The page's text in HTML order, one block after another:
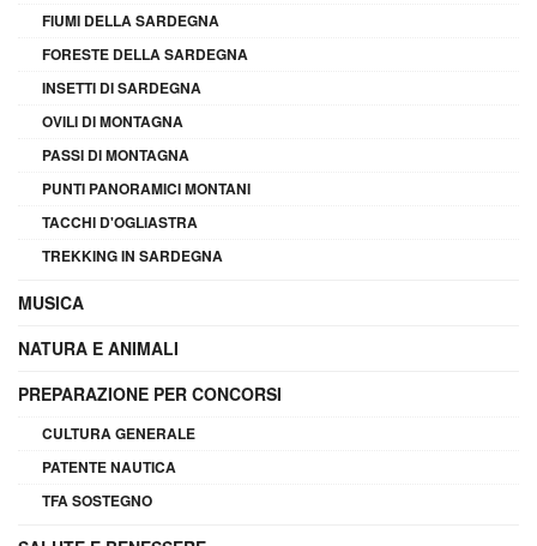
FIUMI DELLA SARDEGNA
FORESTE DELLA SARDEGNA
INSETTI DI SARDEGNA
OVILI DI MONTAGNA
PASSI DI MONTAGNA
PUNTI PANORAMICI MONTANI
TACCHI D'OGLIASTRA
TREKKING IN SARDEGNA
MUSICA
NATURA E ANIMALI
PREPARAZIONE PER CONCORSI
CULTURA GENERALE
PATENTE NAUTICA
TFA SOSTEGNO